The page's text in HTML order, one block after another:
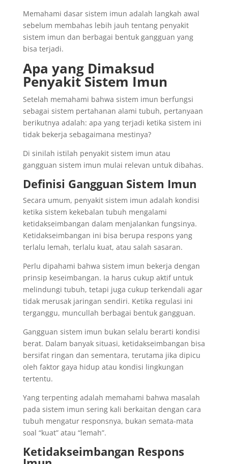
Memahami dasar sistem imun adalah langkah awal
sebelum membahas lebih jauh tentang penyakit
sistem imun dan berbagai bentuk gangguan yang
bisa terjadi.
Apa yang Dimaksud
Penyakit Sistem Imun
Setelah memahami bahwa sistem imun berfungsi
sebagai sistem pertahanan alami tubuh, pertanyaan
berikutnya adalah: apa yang terjadi ketika sistem ini
tidak bekerja sebagaimana mestinya?
Di sinilah istilah penyakit sistem imun atau
gangguan sistem imun mulai relevan untuk dibahas.
Definisi Gangguan Sistem Imun
Secara umum, penyakit sistem imun adalah kondisi
ketika sistem kekebalan tubuh mengalami
ketidakseimbangan dalam menjalankan fungsinya.
Ketidakseimbangan ini bisa berupa respons yang
terlalu lemah, terlalu kuat, atau salah sasaran.
Perlu dipahami bahwa sistem imun bekerja dengan
prinsip keseimbangan. Ia harus cukup aktif untuk
melindungi tubuh, tetapi juga cukup terkendali agar
tidak merusak jaringan sendiri. Ketika regulasi ini
terganggu, muncullah berbagai bentuk gangguan.
Gangguan sistem imun bukan selalu berarti kondisi
berat. Dalam banyak situasi, ketidakseimbangan bisa
bersifat ringan dan sementara, terutama jika dipicu
oleh faktor gaya hidup atau kondisi lingkungan
tertentu.
Yang terpenting adalah memahami bahwa masalah
pada sistem imun sering kali berkaitan dengan cara
tubuh mengatur responsnya, bukan semata-mata
soal “kuat” atau “lemah”.
Ketidakseimbangan Respons